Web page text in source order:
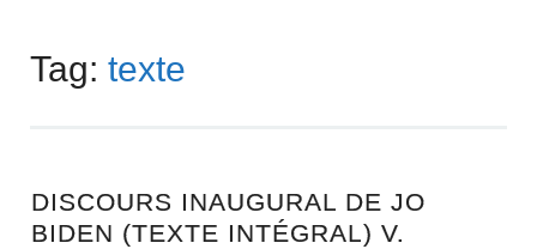
Main menu
content
Tag:texte
DISCOURS INAUGURAL DE JO
BIDEN (TEXTE INTÉGRAL) V.